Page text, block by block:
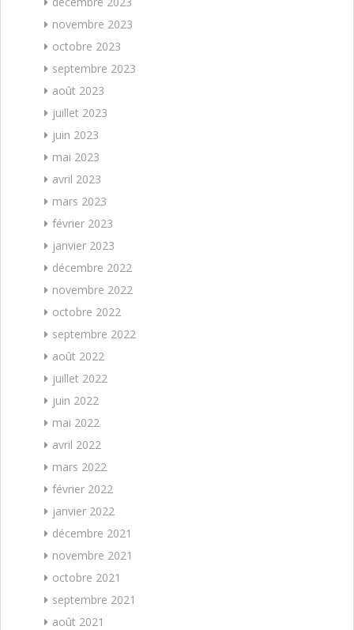
novembre 2023
octobre 2023
septembre 2023
août 2023
juillet 2023
juin 2023
mai 2023
avril 2023
mars 2023
février 2023
janvier 2023
décembre 2022
novembre 2022
octobre 2022
septembre 2022
août 2022
juillet 2022
juin 2022
mai 2022
avril 2022
mars 2022
février 2022
janvier 2022
décembre 2021
novembre 2021
octobre 2021
septembre 2021
août 2021